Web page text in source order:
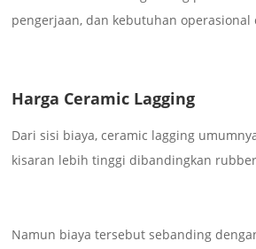
pengerjaan, dan kebutuhan operasional
Harga Ceramic Lagging
Dari sisi biaya, ceramic lagging
kisaran lebih tinggi dibandingkan
Namun biaya tersebut sebanding